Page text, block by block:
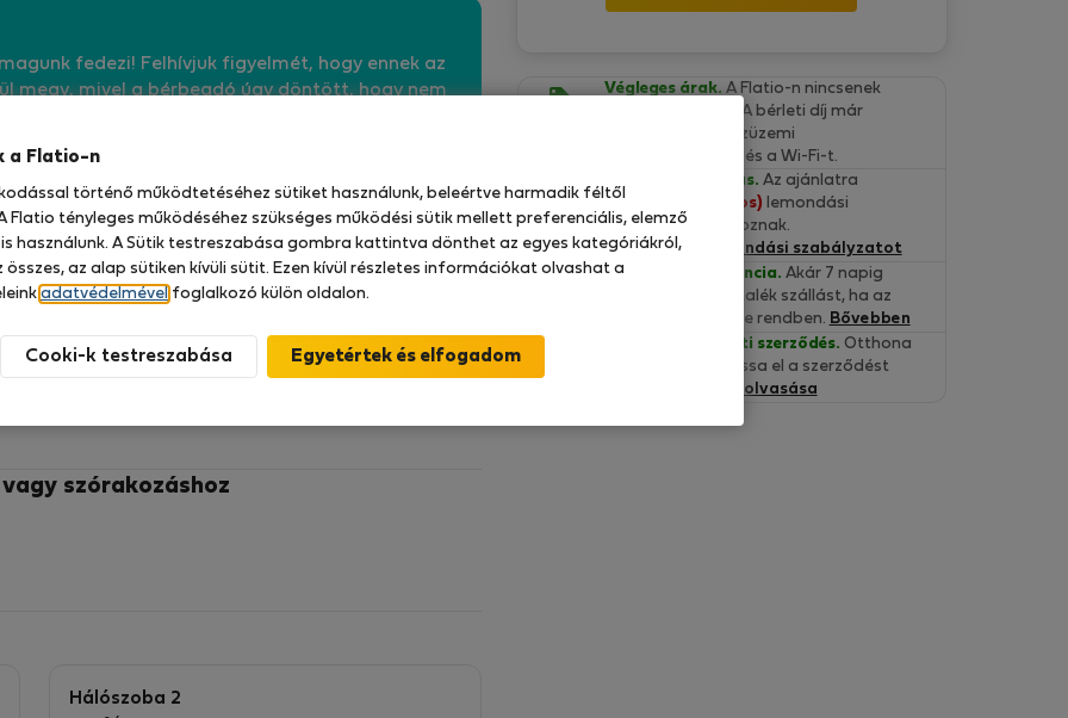
fedezi! Felhívjuk figyelmét, hogy ennek az
megy, mivel a bérbeadó úgy döntött, hogy nem
in beautiful place of Primošten.
TV, kitchen air conditioning and parking.
as well two international airports Zadar and
To enjoy the wonders of nature.
szórakozáshoz
Hálószoba 2
Végleges árak. A Flatio-n nincsenek
rejtett költségek. A bérleti díj már
tartalmazza a közüzemi
szolgáltatásokat és a Wi-Fi-t.
Ingyenes lemondás. Az ajánlatra
Szigorú (30-napos) lemondási
feltételek vonatkoznak.
Olvassa el a lemondási szabályzatot
Beköltözési Garancia. Akár 7 napig
fedezünk egy tartalék szállást, ha az
ingatlan nem lenne rendben. Bővebben
Hitelesített bérleti szerződés. Otthona
kényelméből olvassa el a szerződést
Szerződés olvasása
a Flatio-n
történő működtetéséhez sütiket használunk, beleértve harmadik féltől
Flatio tényleges működéséhez szükséges működési sütik mellett preferenciális, elemző
használunk. A Sütik testreszabása gombra kattintva dönthet az egyes kategóriákról,
az alap sütiken kívüli sütit. Ezen kívül részletes információkat olvashat a
adatvédelmével foglalkozó külön oldalon.
Cooki-k testreszabása